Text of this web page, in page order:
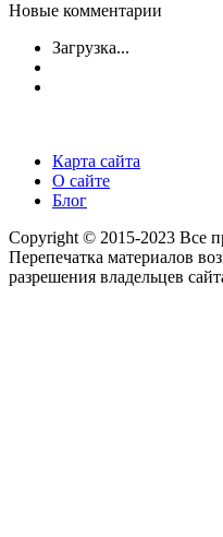
Новые комментарии
Загрузка...
Карта сайта
О сайте
Блог
Copyright © 2015-2023 Все
Перепечатка материалов
разрешения владельцев